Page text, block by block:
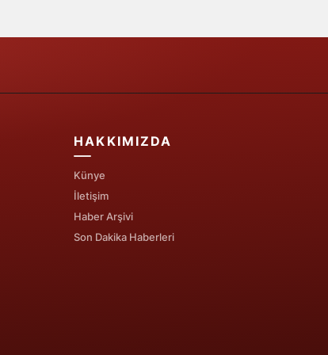
HAKKIMIZDA
Künye
İletişim
Haber Arşivi
Son Dakika Haberleri